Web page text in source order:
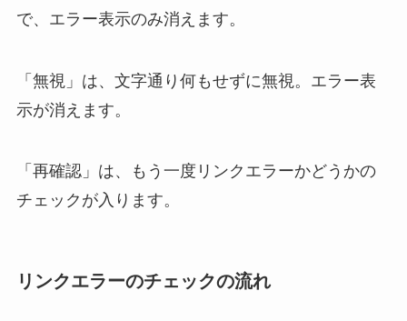
で、エラー表示のみ消えます。
「 無視 」は、文字通り何もせずに無視。エラー表
示が消えます。
「 再確認」は、もう一度リンクエラーかどうかの
チェックが入ります。
リンクエラーのチェックの流れ